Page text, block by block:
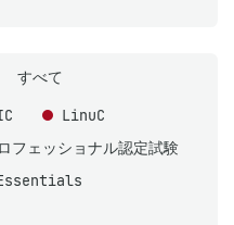
すべて
LinuC
フェッショナル認定試験